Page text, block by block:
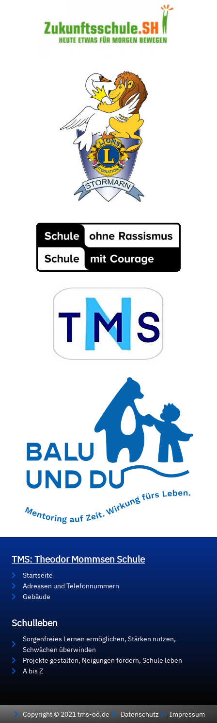
TMS: Theodor Mommsen Schule
Startseite
Adressen und Telefonnummern
Gebäude
Schulleben
Sorgenfreies Lernen ermöglichen, Stärken nutzen,
Schwächen überwinden
Projekte gestalten, Neigungen fördern, Schule leben
A bis Z
Copyright © 2021 tms-od.de Datenschutz Impressum